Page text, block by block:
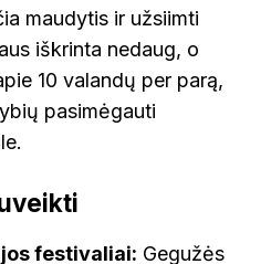
maudytis ir užsiimti
iškrinta nedaug, o
10 valandų per parą,
pasimėgauti
festivaliai: Gegužės